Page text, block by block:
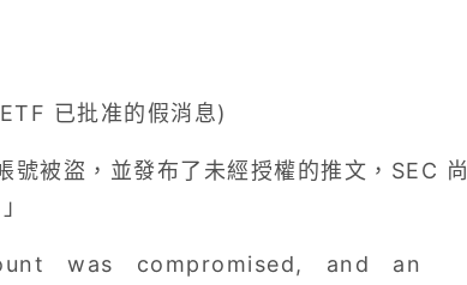
已批准的假消息)
被盜，並發布了未經授權的推文，SEC 尚
was compromised, and an